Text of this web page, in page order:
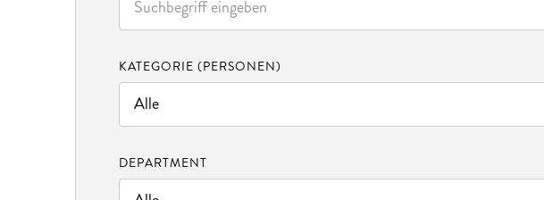
KATEGORIE (PERSONEN)
DEPARTMENT